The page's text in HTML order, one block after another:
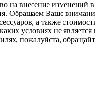
на внесение изменений
Обращаем Ваше
а также
условиях не
пожалуйста,